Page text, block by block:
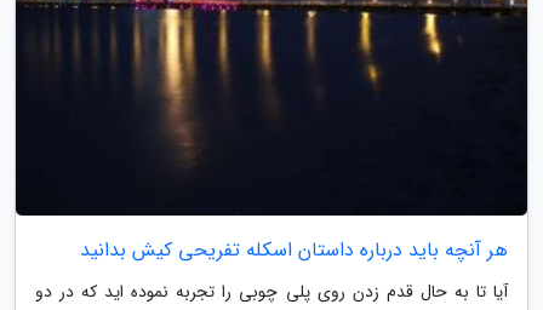
هر آنچه باید درباره داستان اسکله تفریحی کیش بدانید
آیا تا به حال قدم زدن روی پلی چوبی را تجربه نموده اید که در دو